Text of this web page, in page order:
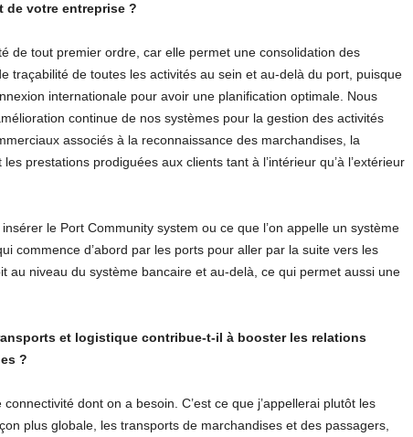
de votre entreprise ?
de tout premier ordre, car elle permet une consolidation des
traçabilité de toutes les activités au sein et au-delà du port, puisque
internationale pour avoir une planification optimale. Nous
continue de nos systèmes pour la gestion des activités
associés à la reconnaissance des marchandises, la
prestations prodiguées aux clients tant à l’intérieur qu’à l’extérieur
le Port Community system ou ce que l’on appelle un système
commence d’abord par les ports pour aller par la suite vers les
au niveau du système bancaire et au-delà, ce qui permet aussi une
et logistique contribue-t-il à booster les relations
?
dont on a besoin. C’est ce que j’appellerai plutôt les
plus globale, les transports de marchandises et des passagers,